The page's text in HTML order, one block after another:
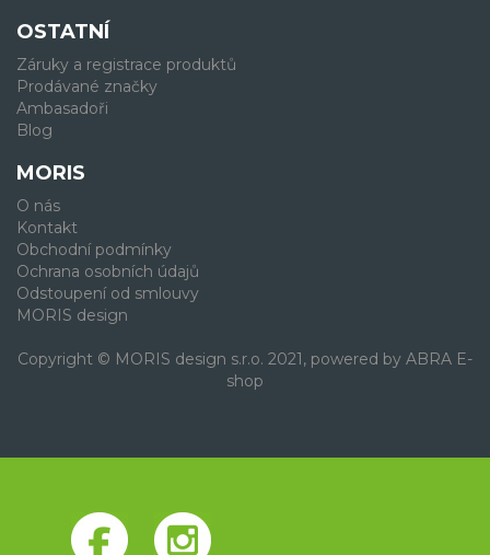
OSTATNÍ
Záruky a registrace produktů
Prodávané značky
Ambasadoři
Blog
MORIS
O nás
Kontakt
Obchodní podmínky
Ochrana osobních údajů
Odstoupení od smlouvy
MORIS design
Copyright © MORIS design s.r.o. 2021, powered by ABRA E-
shop